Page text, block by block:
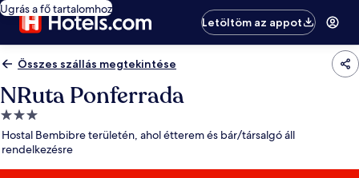
Ugrás a fő tartalomhoz
Letöltöm az appot
Összes szállás megtekintése
NRuta Ponferrada
3.0
csillagos
szálláshely
Hostal Bembibre területén, ahol étterem és bár/társalgó áll
rendelkezésre